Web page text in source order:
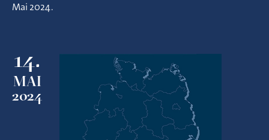
Mai 2024.
14.
MAI
2024